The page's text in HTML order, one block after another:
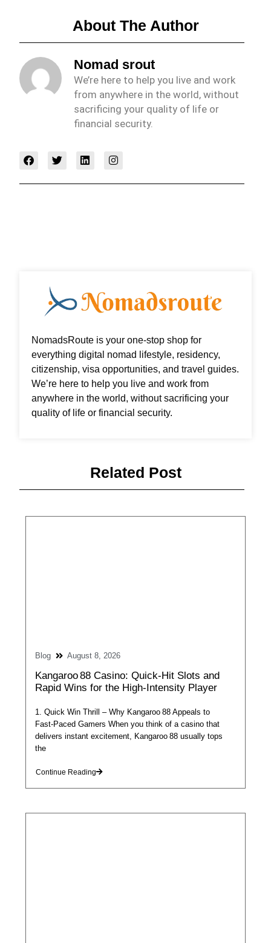
About The Author
Nomad srout
We’re here to help you live and work
from anywhere in the world, without
sacrificing your quality of life or
financial security.
F
a
e
T
w
t
L
i
k
I
n
t
NomadsRoute is your one-stop shop for
everything digital nomad lifestyle, residency,
citizenship, visa opportunities, and travel guides.
We’re here to help you live and work from
anywhere in the world, without sacrificing your
quality of life or financial security.
Related Post
Blog August 8, 2026
Kangaroo 88 Casino: Quick‑Hit Slots and
Rapid Wins for the High‑Intensity Player
1. Quick Win Thrill – Why Kangaroo 88 Appeals to
Fast‑Paced Gamers When you think of a casino that
delivers instant excitement, Kangaroo 88 usually tops
the
Continue Reading